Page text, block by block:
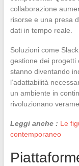
collaborazione
risorse e una presa
dati in tempo reale.
Soluzioni come
gestione dei progetti
stanno diventando
l’adattabilità
un ambiente in
rivoluzionano
Leggi anche : Le
contemporaneo